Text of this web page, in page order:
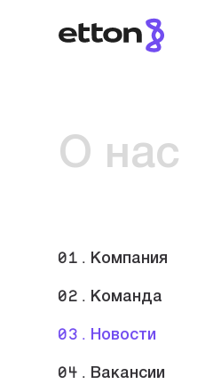
О нас
01. Компания
02. Команда
03. Новости
04. Вакансии